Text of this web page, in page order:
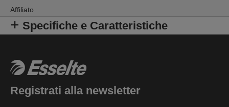
Affiliato
Specifiche e Caratteristiche
Registrati alla newsletter